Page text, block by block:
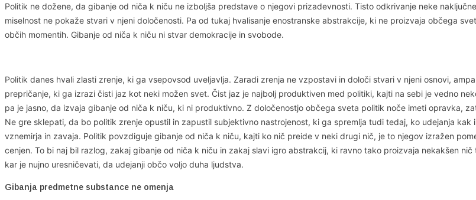
Politik ne dožene, da gibanje od niča k niču ne izboljša predstave o njegovi prizadevnosti. Tisto odkrivanje neke
miselnost ne pokaže stvari v njeni določenosti. Pa od tukaj hvalisanje enostranske abstrakcije, ki ne proizvaja občega
občih momentih. Gibanje od niča k niču ni stvar demokracije in svobode.
Politik danes hvali zlasti zrenje, ki ga vsepovsod uveljavlja. Zaradi zrenja ne vzpostavi in določi stvari v njeni osnovi,
prepričanje, ki ga izrazi čisti jaz kot neki možen svet. Čist jaz je najbolj produktiven med politiki, kajti na sebi je vedno
pa je jasno, da izvaja gibanje od niča k niču, ki ni produktivno. Z določenostjo občega sveta politik noče imeti opravka,
Ne gre sklepati, da bo politik zrenje opustil in zapustil subjektivno nastrojenost, ki ga spremlja tudi tedaj, ko udejanja
vznemirja in zavaja. Politik povzdiguje gibanje od niča k niču, kajti ko nič preide v neki drugi nič, je to njegov izražen
cenjen. To bi naj bil razlog, zakaj gibanje od niča k niču in zakaj slavi igro abstrakcij, ki ravno tako proizvaja nekakšen
kar je nujno uresničevati, da udejanji občo voljo duha ljudstva.
Gibanja predmetne substance ne omenja